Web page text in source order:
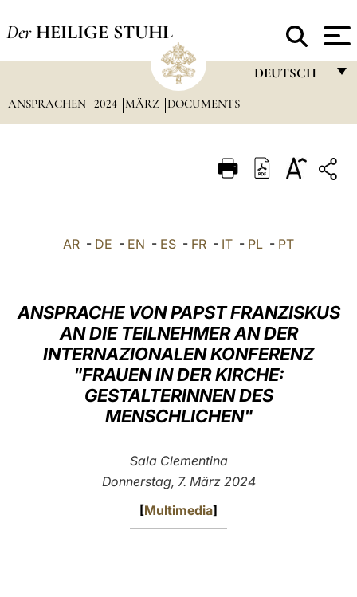
Der HEILIGE STUHL
DEUTSCH
ITALIANO
العربيّة
中文
LATINE
ANSPRACHEN 2024 MÄRZ DOCUMENTS
AR - DE - EN - ES - FR - IT - PL - PT
ANSPRACHE VON PAPST FRANZISKUS
AN DIE TEILNEHMER AN DER
INTERNAZIONALEN KONFERENZ
"FRAUEN IN DER KIRCHE:
GESTALTERINNEN DES
MENSCHLICHEN"
Sala Clementina
Donnerstag, 7. März 2024
[Multimedia]